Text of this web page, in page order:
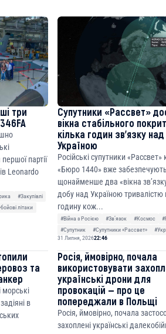
три
партії
Leonardo
#Закупівлі
літаки
Супутники «Рассвет»
вікна стабільного
кілька годин зв’язку над
Україною
Російські супутники «Рассвет»
«Бюро 1440» вже забезпечують
щонайменше два «вікна
добу над Україною тривалістю
годину кож...
#Війна з Росією #Звʼязок #Космос
#Супутник
#Супутники «Рассвет»
31 Липня, 202622:46
та
морські
в
Росія, ймовірно, почала
використовувати
українські дрони для
провокацій — про це
попереджали в Польщі
Росія, ймовірно, почала
захоплені українські